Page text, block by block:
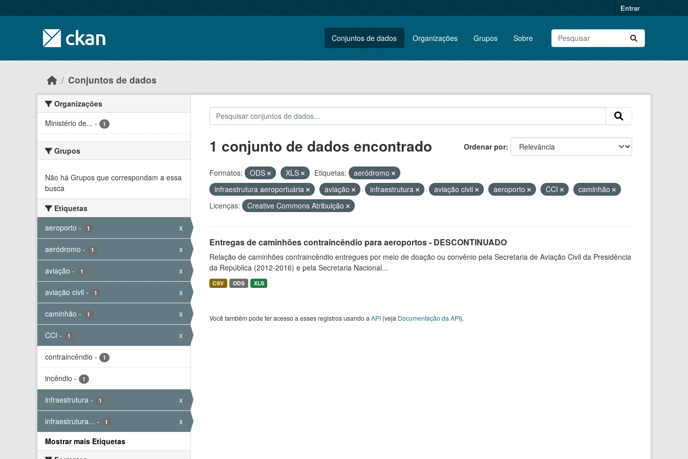
Entrar
Conjuntos de dados Organizações Grupos Sobre
Conjuntos de dados
Organizações
Ministério de... - 1
Grupos
Não há Grupos que correspondam a essa
busca
Etiquetas
aeroporto - 1 x
aeródromo - 1 x
aviação - 1 x
aviação civil - 1 x
caminhão - 1 x
CCI - 1 x
contraincêndio - 1
incêndio - 1
infraestrutura - 1 x
infraestrutura... - 1
x
Mostrar mais Etiquetas
Ordenar por
1 conjunto de dados encontrado
Formatos: ODS XLS Etiquetas:
aeródromo
infraestrutura aeroportuária
aviação infraestrutura aviação civil aeroporto CCI
caminhão
Licenças:
Creative Commons Atribuição
Entregas de caminhões contraincêndio para aeroportos - DESCONTINUADO
Relação de caminhões contraincêndio entregues por meio de doação ou convênio pela Secretaria de Aviação Civil da Presidência
da República (2012-2016) e pela Secretaria Nacional...
CSV ODS XLS
Você também pode ter acesso a esses registros usando a API(veja Documentação da API).